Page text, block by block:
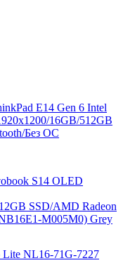
E14 Gen 6 Intel
16GB/512GB
Без ОС
S14 OLED
SSD/AMD Radeon
M005M0) Grey
Lite NL16-71G-7227